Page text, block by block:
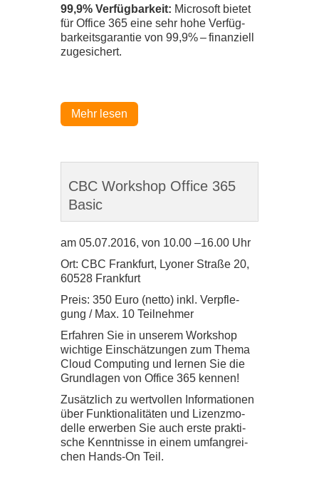
99,9% Ver­füg­bar­keit: Micro­soft bie­tet
für Office 365 eine sehr hohe Ver­füg­
bar­keits­ga­ran­tie von 99,9% – finan­zi­ell
zuge­si­chert.
Mehr lesen
CBC Workshop Office 365
Basic
am 05.07.2016, von 10.00 –16.00 Uhr
Ort: CBC Frank­furt, Lyo­ner Straße 20,
60528 Frank­furt
Preis: 350 Euro (netto) inkl. Ver­pfle­
gung /​ Max. 10 Teil­neh­mer
Erfah­ren Sie in unse­rem Work­shop
wich­tige Ein­schät­zun­gen zum Thema
Cloud Com­pu­ting und ler­nen Sie die
Grund­la­gen von Office 365 ken­nen!
Zusätz­lich zu wert­vol­len Infor­ma­tio­nen
über Funk­tio­na­li­tä­ten und Lizenz­mo­
delle erwer­ben Sie auch erste prak­ti­
sche Kennt­nisse in einem umfang­rei­
chen Hands-​​On Teil.